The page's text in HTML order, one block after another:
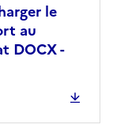
le
au
DOCX -